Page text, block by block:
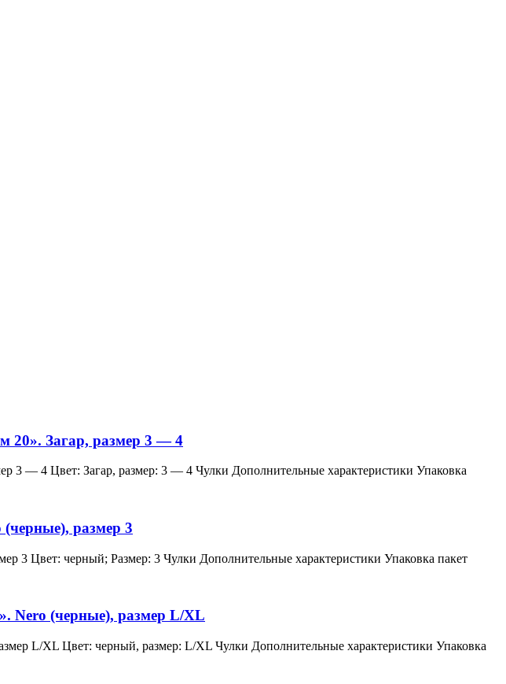
20». Загар, размер 3 — 4
3 — 4 Цвет: Загар, размер: 3 — 4 Чулки Дополнительные характеристики Упаковка
размер 3
3 Цвет: черный; Размер: 3 Чулки Дополнительные характеристики Упаковка пакет
Nero (черные), размер L/XL
L/XL Цвет: черный, размер: L/XL Чулки Дополнительные характеристики Упаковка